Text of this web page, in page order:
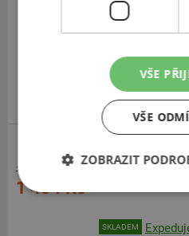
185
1 606 Kč
1 434 Kč
SKLADEM
VŠE
VŠE
ZOBRAZIT